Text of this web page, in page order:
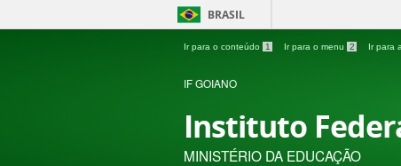
BRASIL
Ir para o conteúdo 1 Ir para o menu 2 Ir para
IF GOIANO
Instituto
MINISTÉRIO DA EDUCAÇÃO